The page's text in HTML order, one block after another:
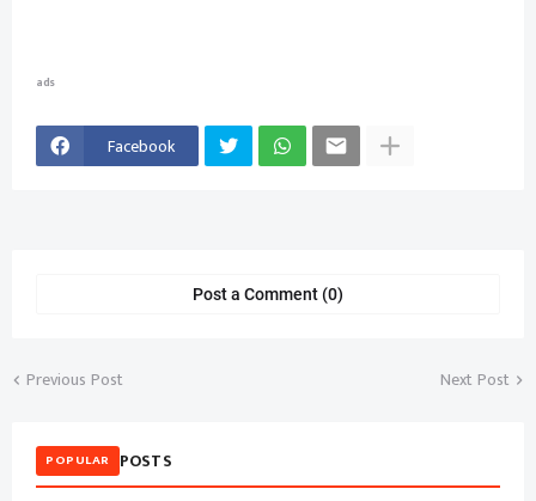
ads
Facebook
Post a Comment (0)
Previous Post Next Post
POPULAR POSTS